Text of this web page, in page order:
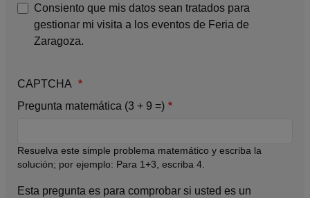
Consiento que mis datos sean tratados para
gestionar mi visita a los eventos de Feria de
Zaragoza.
CAPTCHA
Pregunta matemática (3 + 9 =)
Resuelva este simple problema matemático y escriba la
solución; por ejemplo: Para 1+3, escriba 4.
Esta pregunta es para comprobar si usted es un